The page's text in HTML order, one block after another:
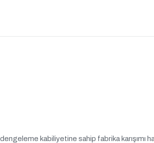
kabiliyetine sahip fabrika karışımı